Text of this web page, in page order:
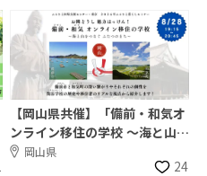
【岡山県共催】「備前・和気オ
ンライン移住の学校 ～海と山を
つなぐふたつのまち～」を開
岡山県
24